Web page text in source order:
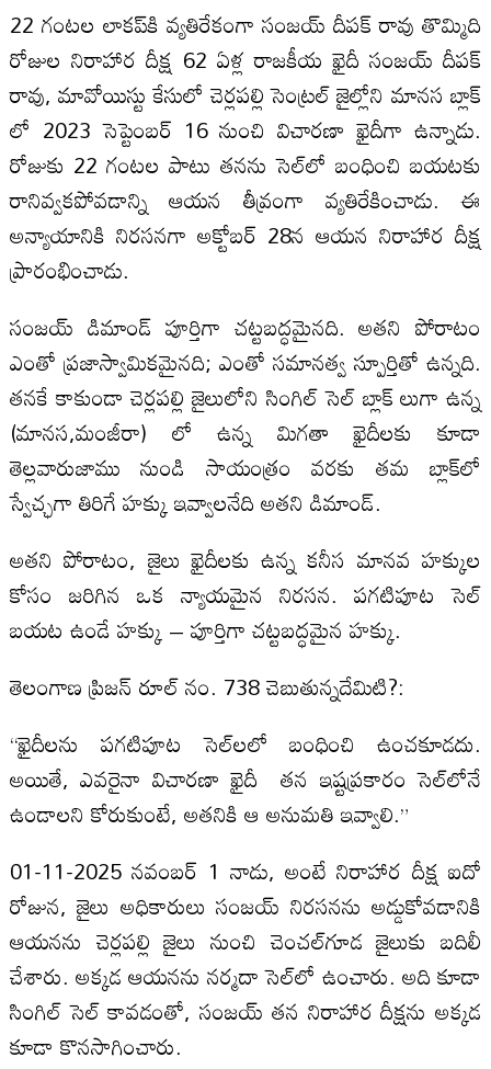
22 గంటల లాకప్‌కి వ్యతిరేకంగా సంజయ్ దీపక్ రావు తొమ్మిది
రోజుల నిరాహార దీక్ష 62 ఏళ్ల రాజకీయ ఖైదీ సంజయ్ దీపక్
రావు, మావోయిస్టు కేసులో చెర్లపల్లి సెంట్రల్ జైల్లోని మానస బ్లాక్
లో 2023 సెప్టెంబర్ 16 నుంచి విచారణా ఖైదీగా ఉన్నాడు.
రోజుకు 22 గంటల పాటు తనను సెల్‌లో బంధించి బయటకు
రానివ్వకపోవడాన్ని ఆయన తీవ్రంగా వ్యతిరేకించాడు. ఈ
అన్యాయానికి నిరసనగా అక్టోబర్ 28న ఆయన నిరాహార దీక్ష
ప్రారంభించాడు.
సంజయ్ డిమాండ్ పూర్తిగా చట్టబద్ధమైనది. అతని పోరాటం
ఎంతో ప్రజాస్వామికమైనది; ఎంతో సమానత్వ స్పూర్తితో ఉన్నది.
తనకే కాకుండా చెర్లపల్లి జైలులోని సింగిల్ సెల్‌ బ్లాక్ లుగా ఉన్న
(మానస,మంజీరా) లో ఉన్న మిగతా ఖైదీలకు కూడా
తెల్లవారుజాము నుండి సాయంత్రం వరకు తమ బ్లాక్‌లో
స్వేచ్ఛగా తిరిగే హక్కు ఇవ్వాలనేది అతని డిమాండ్.
అతని పోరాటం, జైలు ఖైదీలకు ఉన్న కనీస మానవ హక్కుల
కోసం జరిగిన ఒక న్యాయమైన నిరసన. పగటిపూట సెల్‌
బయట ఉండే హక్కు – పూర్తిగా చట్టబద్ధమైన హక్కు.
తెలంగాణ ప్రిజన్ రూల్ నం. 738 చెబుతున్నదేమిటి?:
“ఖైదీలను పగటిపూట సెల్‌లలో బంధించి ఉంచకూడదు.
అయితే, ఎవరైనా విచారణా ఖైదీ తన ఇష్టప్రకారం సెల్‌లోనే
ఉండాలని కోరుకుంటే, అతనికి ఆ అనుమతి ఇవ్వాలి.”
01-11-2025 నవంబర్ 1 నాడు, అంటే నిరాహార దీక్ష ఐదో
రోజున, జైలు అధికారులు సంజయ్‌ నిరసనను అడ్డుకోవడానికి
ఆయనను చెర్లపల్లి జైలు నుంచి చెంచల్‌గూడ జైలుకు బదిలీ
చేశారు. అక్కడ ఆయనను నర్మదా సెల్‌లో ఉంచారు. అది కూడా
సింగిల్‌ సెల్‌ కావడంతో, సంజయ్‌ తన నిరాహార దీక్షను అక్కడ
కూడా కొనసాగించారు.